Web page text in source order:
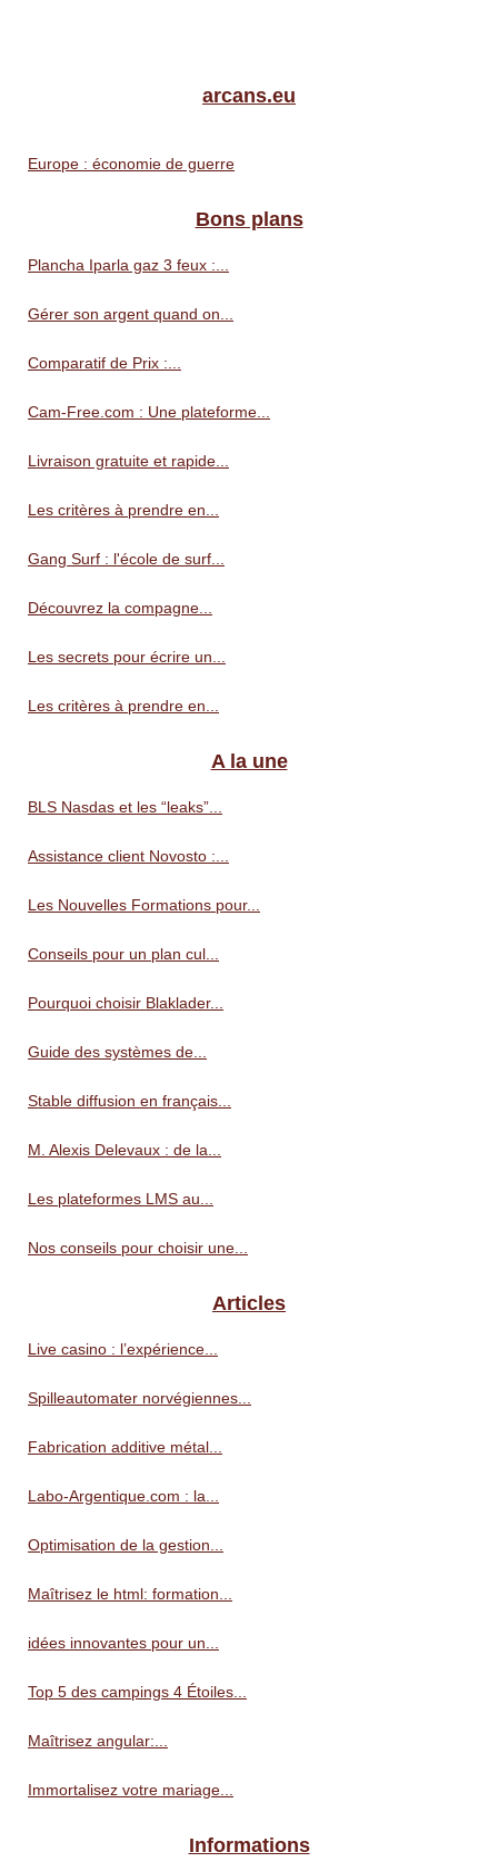
arcans.eu
Europe : économie de guerre
Bons plans
Plancha Iparla gaz 3 feux :...
Gérer son argent quand on...
Comparatif de Prix :...
Cam-Free.com : Une plateforme...
Livraison gratuite et rapide...
Les critères à prendre en...
Gang Surf : l'école de surf...
Découvrez la compagne...
Les secrets pour écrire un...
Les critères à prendre en...
A la une
BLS Nasdas et les “leaks”...
Assistance client Novosto :...
Les Nouvelles Formations pour...
Conseils pour un plan cul...
Pourquoi choisir Blaklader...
Guide des systèmes de...
Stable diffusion en français...
M. Alexis Delevaux : de la...
Les plateformes LMS au...
Nos conseils pour choisir une...
Articles
Live casino : l’expérience...
Spilleautomater norvégiennes...
Fabrication additive métal...
Labo-Argentique.com : la...
Optimisation de la gestion...
Maîtrisez le html: formation...
idées innovantes pour un...
Top 5 des campings 4 Étoiles...
Maîtrisez angular:...
Immortalisez votre mariage...
Informations